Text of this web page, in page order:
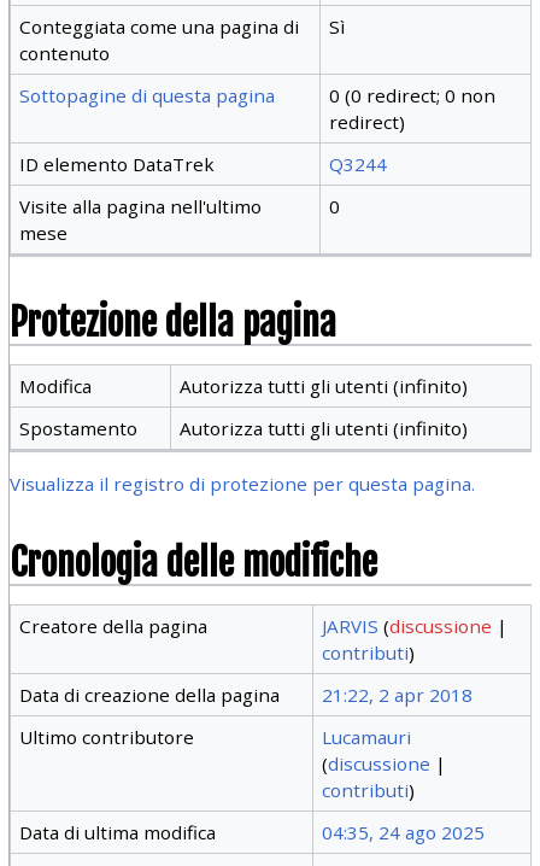
Conteggiata come una pagina di
contenuto
Sì
Sottopagine di questa pagina
0 (0 redirect; 0 non
redirect)
ID elemento DataTrek
Q3244
Visite alla pagina nell'ultimo
mese
0
Protezione della pagina
Modifica
Autorizza tutti gli utenti (infinito)
Spostamento
Autorizza tutti gli utenti (infinito)
Visualizza il registro di protezione per questa pagina.
Cronologia delle modifiche
Creatore della pagina JARVIS (discussione |
contributi)
Data di creazione della pagina
21:22, 2 apr 2018
Ultimo contributore
Lucamauri
(discussione |
contributi)
Data di ultima modifica
04:35, 24 ago 2025